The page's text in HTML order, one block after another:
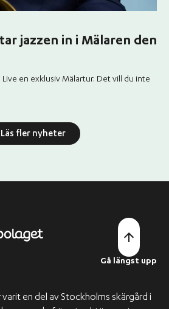
jazzen in i Mälaren den
en exklusiv Mälartur. Det vill du inte
Läs fler nyheter
Gå längst upp
en del av Stockholms skärgård i